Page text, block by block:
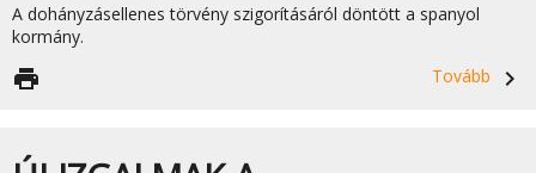
A dohányzásellenes törvény szigorításáról döntött a spanyol
kormány.
Tovább
navigate_next
print